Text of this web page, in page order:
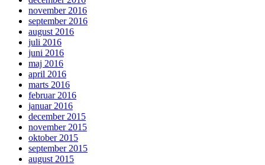
november 2016
september 2016
august 2016
juli 2016
juni 2016
maj 2016
april 2016
marts 2016
februar 2016
januar 2016
december 2015
november 2015
oktober 2015
september 2015
august 2015